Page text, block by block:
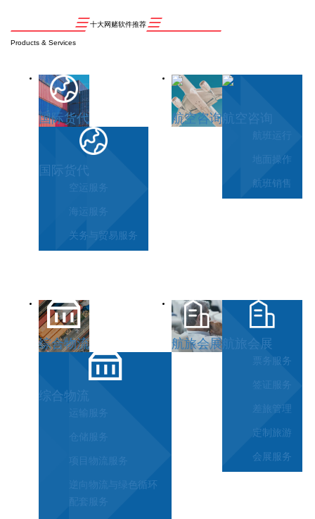
十大网赌软件推荐
Products & Services
国际货代
国际货代
空运服务
海运服务
关务与贸易服务
航空咨询航空咨询
航班运行
地面操作
航班销售
综合物流
综合物流
运输服务
仓储服务
项目物流服务
逆向物流与绿色循环
配套服务
航旅会展航旅会展
票务服务
签证服务
差旅管理
定制旅游
会展服务